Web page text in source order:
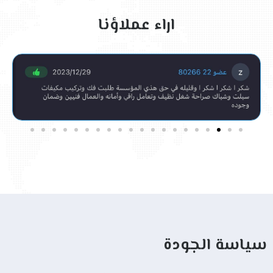
اراء عملاؤنا
سياسة الجودة